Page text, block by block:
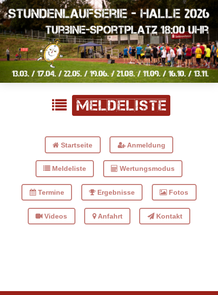
Meldeliste
Startseite Anmeldung
Meldeliste Wertungsmodus
Termine Ergebnisse Fotos
Videos Anfahrt Kontakt